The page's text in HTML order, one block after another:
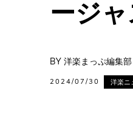
ージ
BY 洋楽まっぷ編集部
2024/07/30 洋楽ニ